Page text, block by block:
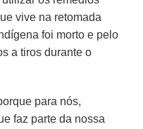
vive na retomada
foi morto e pelo
a tiros durante o
para nós,
faz parte da nossa